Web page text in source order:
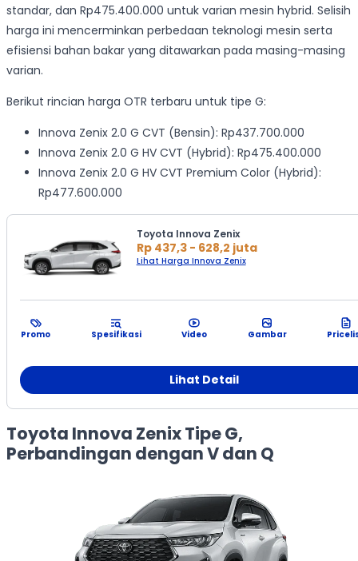
standar, dan Rp475.400.000 untuk varian mesin hybrid. Selisih
harga ini mencerminkan perbedaan teknologi mesin serta
efisiensi bahan bakar yang ditawarkan pada masing-masing
varian.
Berikut rincian harga OTR terbaru untuk tipe G:
Innova Zenix 2.0 G CVT (Bensin): Rp437.700.000
Innova Zenix 2.0 G HV CVT (Hybrid): Rp475.400.000
Innova Zenix 2.0 G HV CVT Premium Color (Hybrid):
Rp477.600.000
Toyota Innova Zenix
Rp 437,3 - 628,2 juta
Lihat Harga Innova Zenix
Promo Spesifikasi Video Gambar
Lihat Detail
Toyota Innova Zenix Tipe G,
Perbandingan dengan V dan Q